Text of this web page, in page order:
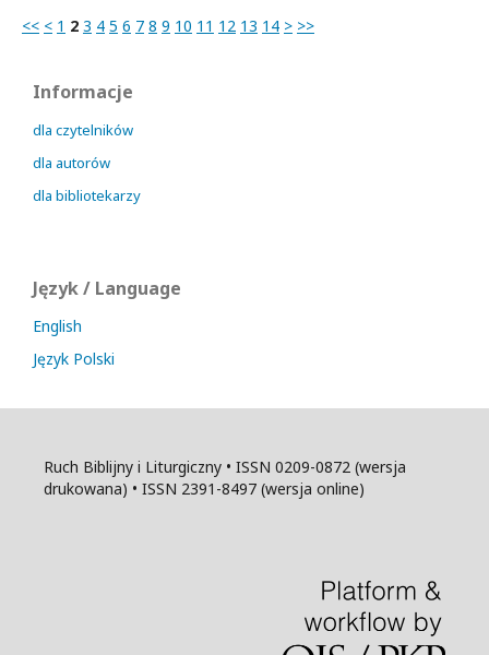
<< < 1 2 3 4 5 6 7 8 9 10 11 12 13 14 > >>
Informacje
dla czytelników
dla autorów
dla bibliotekarzy
Język / Language
English
Język Polski
Ruch Biblijny i Liturgiczny • ISSN 0209-0872 (wersja
drukowana) • ISSN 2391-8497 (wersja online)